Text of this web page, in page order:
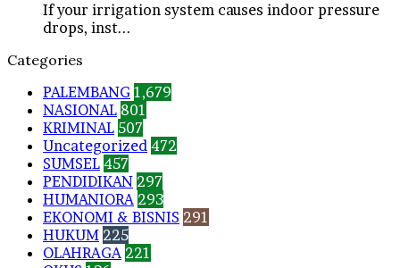
If your irrigation system causes indoor pressure
drops, inst...
Categories
PALEMBANG 1,679
NASIONAL 801
KRIMINAL 507
Uncategorized 472
SUMSEL 457
PENDIDIKAN 297
HUMANIORA 293
EKONOMI & BISNIS 291
HUKUM 225
OLAHRAGA 221